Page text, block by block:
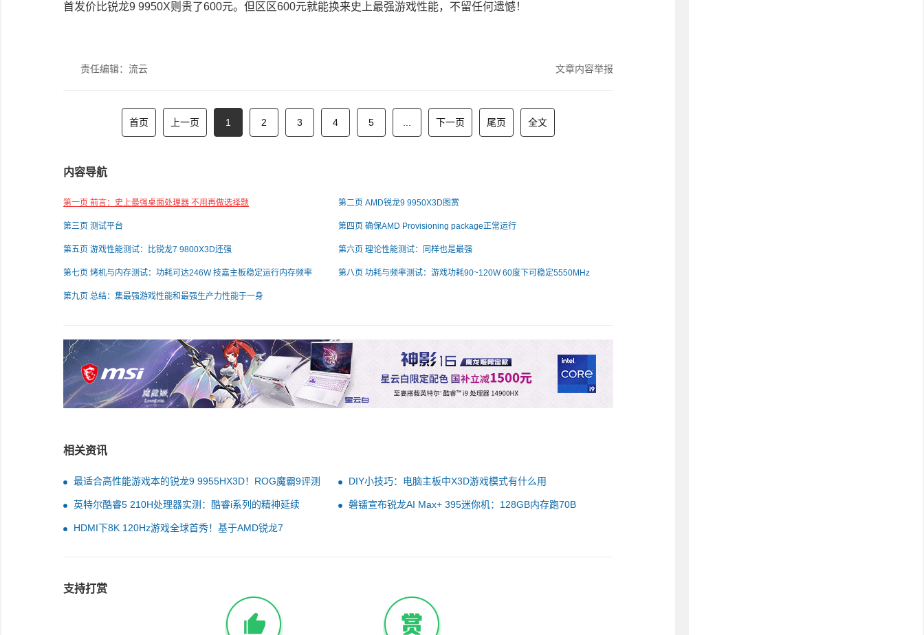
首发价比锐龙9 9950X则贵了600元。但区区600元就能换来史上最强游戏性能，不留任何遗憾！
责任编辑：流云 文章内容举报
首页 上一页 1 2 3 4 5 下一页 尾页 全文
内容导航
第一页 前言：史上最强桌面处理器 不用再做选择题 第二页 AMD锐龙9 9950X3D图赏
第三页 测试平台 第四页 确保AMD Provisioning package正常运行
第五页 游戏性能测试：比锐龙7 9800X3D还强 第六页 理论性能测试：同样也是最强
第七页 烤机与内存测试：功耗可达246W 技嘉主板稳定运行内存频率
6200MHz
第八页 功耗与频率测试：游戏功耗90~120W 60度下可稳定5550MHz
第九页 总结：集最强游戏性能和最强生产力性能于一身
相关资讯
最适合高性能游戏本的锐龙9 9955HX3D！ROG魔霸9评测 DIY小技巧：电脑主板中X3D游戏模式有什么用
英特尔酷睿5 210H处理器实测：酷睿i系列的精神延续
磐镭宣布锐龙AI Max+ 395迷你机：128GB内存跑70B
HDMI下8K 120Hz游戏全球首秀！基于AMD锐龙7
支持打赏